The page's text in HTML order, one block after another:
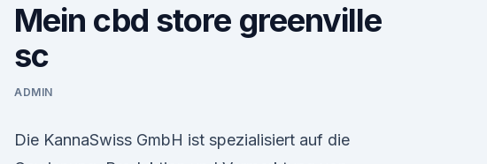
Mein cbd store greenville
sc
ADMIN
Die KannaSwiss GmbH ist spezialisiert auf die